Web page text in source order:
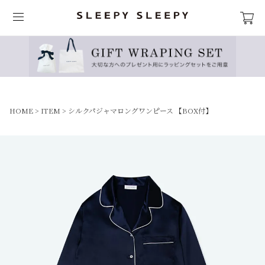
HOME ITEM シルクパジャマロングワンピース 【BOX付】